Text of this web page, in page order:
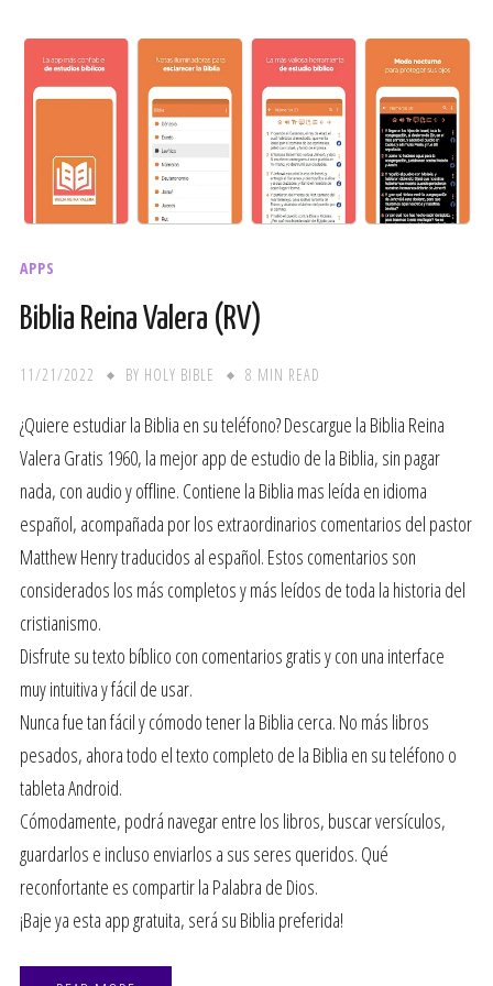
APPS
Biblia Reina Valera (RV)
11/21/2022 BY HOLY BIBLE 8 MIN READ
¿Quiere estudiar la Biblia en su teléfono? Descargue la Biblia Reina
Valera Gratis 1960, la mejor app de estudio de la Biblia, sin pagar
nada, con audio y offline. Contiene la Biblia mas leída en idioma
español, acompañada por los extraordinarios comentarios del pastor
Matthew Henry traducidos al español. Estos comentarios son
considerados los más completos y más leídos de toda la historia del
cristianismo.
Disfrute su texto bíblico con comentarios gratis y con una interface
muy intuitiva y fácil de usar.
Nunca fue tan fácil y cómodo tener la Biblia cerca. No más libros
pesados, ahora todo el texto completo de la Biblia en su teléfono o
tableta Android.
Cómodamente, podrá navegar entre los libros, buscar versículos,
guardarlos e incluso enviarlos a sus seres queridos. Qué
reconfortante es compartir la Palabra de Dios.
¡Baje ya esta app gratuita, será su Biblia preferida!